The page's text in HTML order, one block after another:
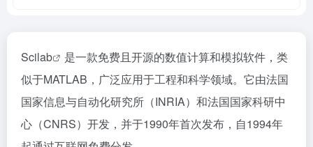
Scilab
是一款免费且开源的数值计算和模拟软件，类
似于MATLAB，广泛应用于工程和科学领域。它由法国
国家信息与自动化研究所（INRIA）和法国国家科研中
心（CNRS）开发，并于1990年首次发布，自1994年